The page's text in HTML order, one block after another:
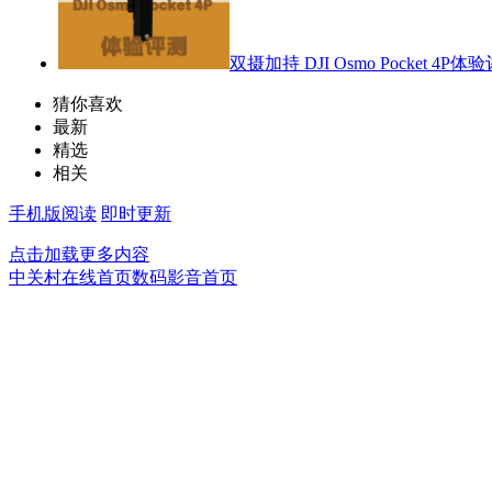
双摄加持 DJI Osmo Pocket 4P体验
猜你喜欢
最新
精选
相关
手机版阅读 即时更新
点击加载更多内容
中关村在线首页数码影音首页